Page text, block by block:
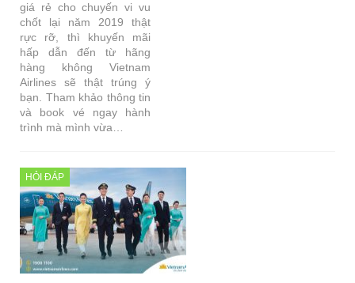
giá rẻ cho chuyến vi vu
chốt lại năm 2019 thật
rực rỡ, thì khuyến mãi
hấp dẫn đến từ hãng
hàng không Vietnam
Airlines sẽ thật trúng ý
bạn. Tham khảo thông tin
và book vé ngay hành
trình mà mình vừa…
HỎI ĐÁP